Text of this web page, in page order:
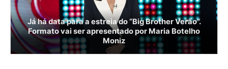
Já há data para a estreia do “Big Brother Verão”.
Formato vai ser apresentado por Maria Botelho
Moniz